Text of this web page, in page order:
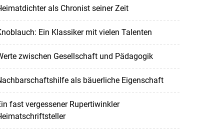
als Chronist seiner Zeit
Ein Klassiker mit vielen Talenten
zwischen Gesellschaft und Pädagogik
als bäuerliche Eigenschaft
fast vergessener Rupertiwinkler